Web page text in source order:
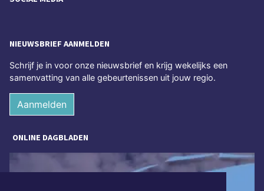
NIEUWSBRIEF AANMELDEN
Schrijf je in voor onze nieuwsbrief en krijg wekelijks een
samenvatting van alle gebeurtenissen uit jouw regio.
Aanmelden
ONLINE DAGBLADEN